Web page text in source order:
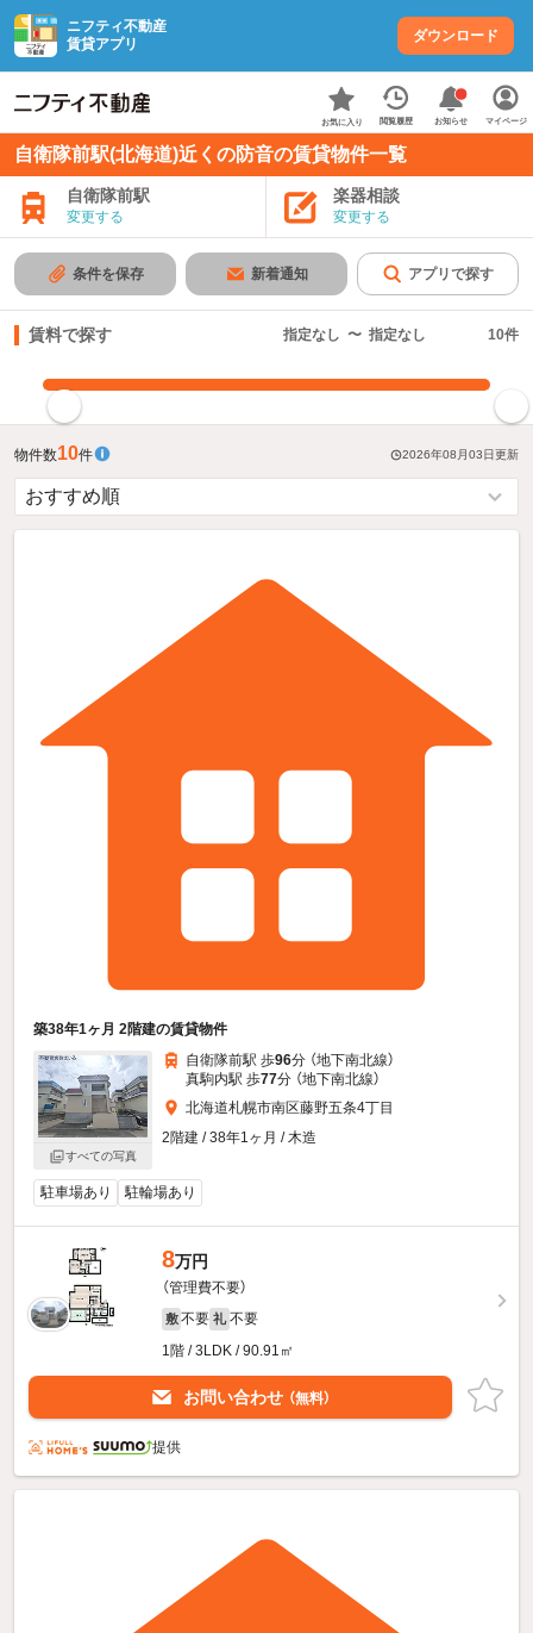
ニフティ不動産
賃貸アプリ
ダウンロード
お気に入り 閲覧履歴 お知らせ マイページ
自衛隊前駅(北海道)近くの防音の賃貸物件一覧
自衛隊前駅
変更する
楽器相談
変更する
条件を保存 新着通知 アプリで探す
賃料で探す 指定なし 〜 指定なし 10件
物件数10件 2026年08月03日更新
築38年1ヶ月 2階建の賃貸物件
すべての写真
自衛隊前駅 歩96分 （地下南北線）
真駒内駅 歩77分 （地下南北線）
北海道札幌市南区藤野五条4丁目
2階建 / 38年1ヶ月 / 木造
駐車場あり 駐輪場あり
8万円
（管理費不要）
敷 不要 礼 不要
1階 / 3LDK / 90.91㎡
お問い合わせ （無料）
提供